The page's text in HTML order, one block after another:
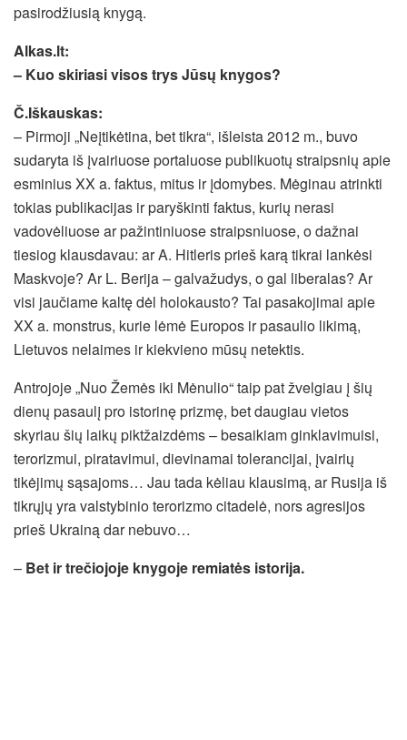
pasirodžiusią knygą.
Alkas.lt:
– Kuo skiriasi visos trys Jūsų knygos?
Č.Iškauskas:
– Pirmoji „Neįtikėtina, bet tikra“, išleista 2012 m., buvo
sudaryta iš įvairiuose portaluose publikuotų straipsnių apie
esminius XX a. faktus, mitus ir įdomybes. Mėginau atrinkti
tokias publikacijas ir paryškinti faktus, kurių nerasi
vadovėliuose ar pažintiniuose straipsniuose, o dažnai
tiesiog klausdavau: ar A. Hitleris prieš karą tikrai lankėsi
Maskvoje? Ar L. Berija – galvažudys, o gal liberalas? Ar
visi jaučiame kaltę dėl holokausto? Tai pasakojimai apie
XX a. monstrus, kurie lėmė Europos ir pasaulio likimą,
Lietuvos nelaimes ir kiekvieno mūsų netektis.
Antrojoje „Nuo Žemės iki Mėnulio“ taip pat žvelgiau į šių
dienų pasaulį pro istorinę prizmę, bet daugiau vietos
skyriau šių laikų piktžaizdėms – besaikiam ginklavimuisi,
terorizmui, piratavimui, dievinamai tolerancijai, įvairių
tikėjimų sąsajoms… Jau tada kėliau klausimą, ar Rusija iš
tikrųjų yra valstybinio terorizmo citadelė, nors agresijos
prieš Ukrainą dar nebuvo…
– Bet ir trečiojoje knygoje remiatės istorija.